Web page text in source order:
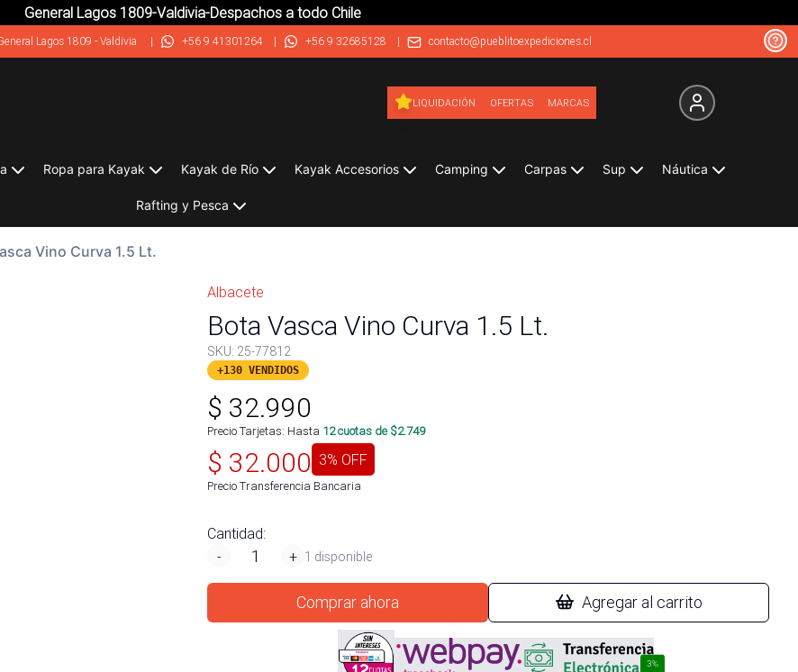
General Lagos 1809-Valdivia-Despachos a todo Chile
Lagos 1809 - Valdivia | +56 9 41301264 | +56 9 32685128 | contacto@pueblitoexpediciones.cl
LIQUIDACIÓN OFERTAS MARCAS
Ropa para Kayak Kayak de Río Kayak Accesorios Camping Carpas Sup Náutica
Rafting y Pesca
Vino Curva 1.5 Lt.
Albacete
Bota Vasca Vino Curva 1.5 Lt.
SKU: 25-77812
+130 VENDIDOS
$ 32.990
Precio Tarjetas: Hasta 12cuotas de $2.749
$ 32.000 3% OFF
Precio Transferencia Bancaria
Cantidad:
-
+ 1 disponible
Comprar ahora Agregar al carrito
3%